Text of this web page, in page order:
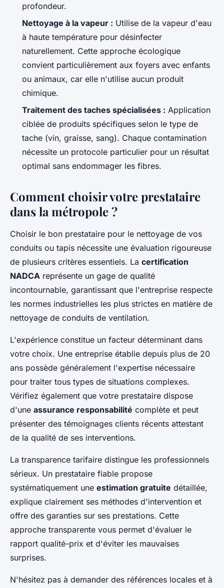
profondeur.
Nettoyage à la vapeur : Utilise de la vapeur d'eau
à haute température pour désinfecter
naturellement. Cette approche écologique
convient particulièrement aux foyers avec enfants
ou animaux, car elle n'utilise aucun produit
chimique.
Traitement des taches spécialisées : Application
ciblée de produits spécifiques selon le type de
tache (vin, graisse, sang). Chaque contamination
nécessite un protocole particulier pour un résultat
optimal sans endommager les fibres.
Comment choisir votre prestataire
dans la métropole ?
Choisir le bon prestataire pour le nettoyage de vos
conduits ou tapis nécessite une évaluation rigoureuse
de plusieurs critères essentiels. La certification
NADCA représente un gage de qualité
incontournable, garantissant que l'entreprise respecte
les normes industrielles les plus strictes en matière de
nettoyage de conduits de ventilation.
L'expérience constitue un facteur déterminant dans
votre choix. Une entreprise établie depuis plus de 20
ans possède généralement l'expertise nécessaire
pour traiter tous types de situations complexes.
Vérifiez également que votre prestataire dispose
d'une assurance responsabilité complète et peut
présenter des témoignages clients récents attestant
de la qualité de ses interventions.
La transparence tarifaire distingue les professionnels
sérieux. Un prestataire fiable propose
systématiquement une estimation gratuite détaillée,
explique clairement ses méthodes d'intervention et
offre des garanties sur ses prestations. Cette
approche transparente vous permet d'évaluer le
rapport qualité-prix et d'éviter les mauvaises
surprises.
N'hésitez pas à demander des références locales et à